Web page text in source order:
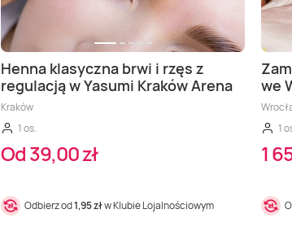
Henna klasyczna brwi i rzęs z
regulacją w Yasumi Kraków Arena
Kraków
1 os.
Od 39,00 zł
Odbierz od1,95 złw Klubie Lojalnościowym
we
1
1